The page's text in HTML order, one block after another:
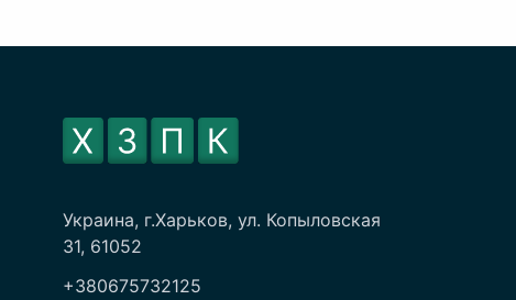
Украина, г.Харьков, ул. Копыловская
31, 61052
+380675732125